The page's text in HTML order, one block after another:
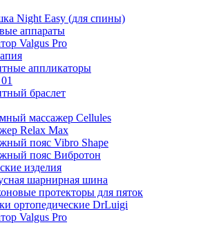
Night Easy (для спины)
аппараты
Valgus Pro
аппликаторы
браслет
массажер Cellules
Relax Max
пояс Vibro Shape
пояс Вибротон
изделия
шарнирная шина
протекторы для пяток
ортопедические DrLuigi
Valgus Pro